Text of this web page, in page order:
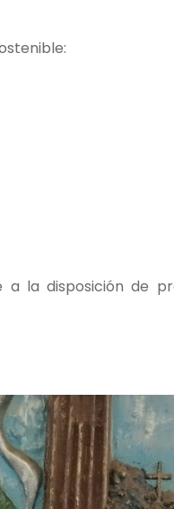
la disposición de